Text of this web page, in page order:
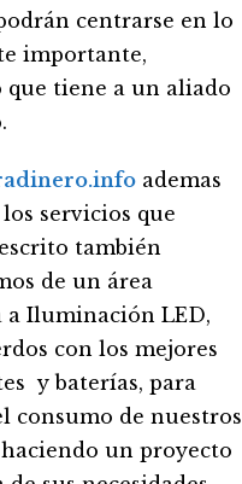
centrarse en lo
importante,
que tiene a un aliado
ademas
servicios que
también
de un área
a Iluminación LED,
con los mejores
y baterías, para
consumo de nuestros
un proyecto